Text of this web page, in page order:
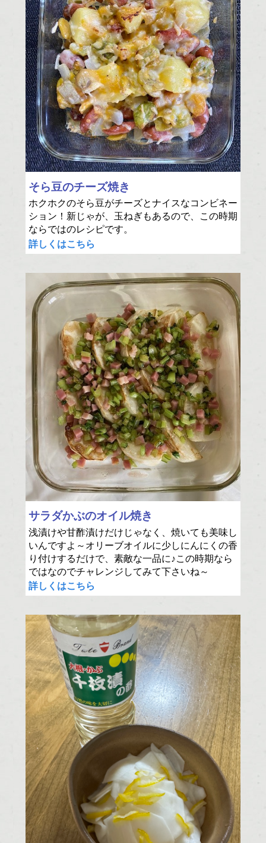
そら豆のチーズ焼き
ホクホクのそら豆がチーズとナイスなコンビネー
ション！新じゃが、玉ねぎもあるので、この時期
ならではのレシピです。
詳しくはこちら
サラダかぶのオイル焼き
浅漬けや甘酢漬けだけじゃなく、焼いても美味し
いんですよ～オリーブオイルに少しにんにくの香
り付けするだけで、素敵な一品に♪この時期なら
ではなのでチャレンジしてみて下さいね～
詳しくはこちら